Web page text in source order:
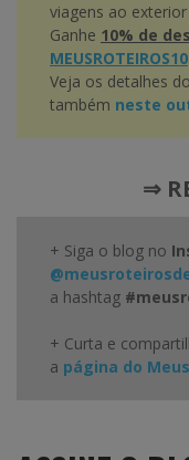
viagens ao
Ganhe 10% de
MEUSROTEIROS10
Veja os detalhes
também neste
⇒
+ Siga o blog no
a hashtag
+ Curta e
a página do